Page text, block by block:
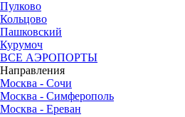
Пулково
Кольцово
Пашковский
Курумоч
ВСЕ АЭРОПОРТЫ
Направления
Москва - Сочи
Москва - Симферополь
Москва - Ереван